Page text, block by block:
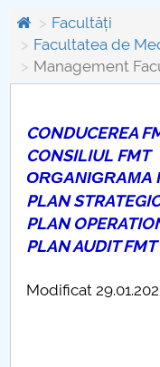
Despre Universitate
Consiliul de
Nr. de telefon si
Admitere
Români de
Facultăți
Facultatea de
Management
CONDUCEREA
CONSILIUL FMT
ORGANIGRAMA
PLAN
PLAN
PLAN AUDIT FMT
Modificat